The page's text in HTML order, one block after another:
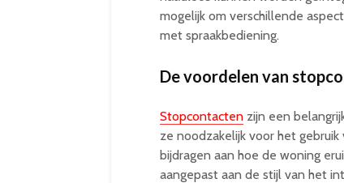
mogelijk om verschillende
met spraakbediening.
De voordelen van
Stopcontacten zijn een
ze noodzakelijk voor het
bijdragen aan hoe de woning
aangepast aan de stijl van het